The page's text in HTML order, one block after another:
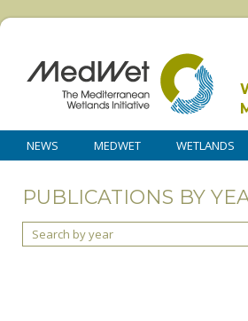
NEWS MEDWET WETLANDS
PUBLICATIONS BY
Search by year